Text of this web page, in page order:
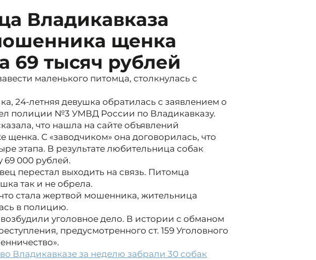
Владикавказа
щенка
69 тысяч рублей
маленького питомца, столкнулась с
24-летняя девушка обратилась с заявлением о
полиции №3 УМВД России по Владикавказу.
что нашла на сайте объявлений
С «заводчиком» она договорилась, что
этапа. В результате любительница собак
69 000 рублей.
перестал выходить на связь. Питомца
так и не обрела.
стала жертвой мошенника, жительница
в полицию.
уголовное дело. В истории с обманом
предусмотренного ст. 159 Уголовного
Владикавказе за неделю забрали 30 собак